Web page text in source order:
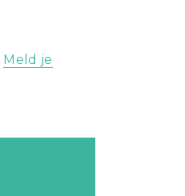
Meld je